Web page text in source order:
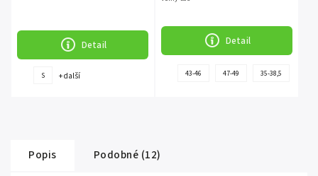
Detail
S + další
Detail
43-46 47-49 35-38,5
Popis Podobné (12)